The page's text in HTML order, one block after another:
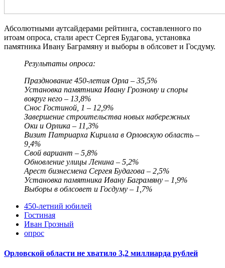
Абсолютными аутсайдерами рейтинга, составленного по
итоам опроса, стали арест Сергея Будагова, установка
памятника Ивану Баграмяну и выборы в облсовет и Госдуму.
Результаты опроса:
Празднование 450-летия Орла – 35,5%
Установка памятника Ивану Грозному и споры
вокруг него – 13,8%
Снос Гостиной, 1 – 12,9%
Завершение строительства новых набережных
Оки и Орлика – 11,3%
Визит Патриарха Кирилла в Орловскую область –
9,4%
Свой вариант – 5,8%
Обновление улицы Ленина – 5,2%
Арест бизнесмена Сергея Будагова – 2,5%
Установка памятника Ивану Баграмяну – 1,9%
Выборы в облсовет и Госдуму – 1,7%
450-летний юбилей
Гостиная
Иван Грозный
опрос
Орловской области не хватило 3,2 миллиарда рублей